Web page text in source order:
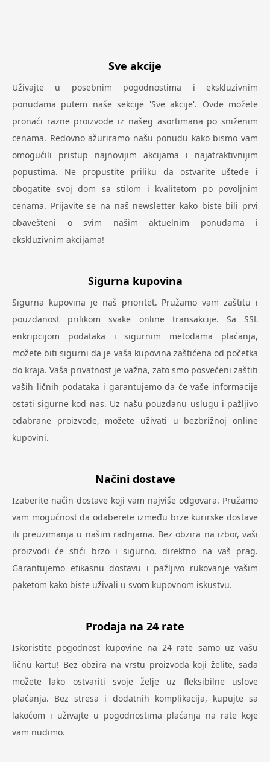
Sve akcije
Uživajte u posebnim pogodnostima i ekskluzivnim
ponudama putem naše sekcije 'Sve akcije'. Ovde možete
pronaći razne proizvode iz našeg asortimana po sniženim
cenama. Redovno ažuriramo našu ponudu kako bismo vam
omogućili pristup najnovijim akcijama i najatraktivnijim
popustima. Ne propustite priliku da ostvarite uštede i
obogatite svoj dom sa stilom i kvalitetom po povoljnim
cenama. Prijavite se na naš newsletter kako biste bili prvi
obavešteni o svim našim aktuelnim ponudama i
ekskluzivnim akcijama!
Sigurna kupovina
Sigurna kupovina je naš prioritet. Pružamo vam zaštitu i
pouzdanost prilikom svake online transakcije. Sa SSL
enkripcijom podataka i sigurnim metodama plaćanja,
možete biti sigurni da je vaša kupovina zaštićena od početka
do kraja. Vaša privatnost je važna, zato smo posvećeni zaštiti
vaših ličnih podataka i garantujemo da će vaše informacije
ostati sigurne kod nas. Uz našu pouzdanu uslugu i pažljivo
odabrane proizvode, možete uživati u bezbrižnoj online
kupovini.
Načini dostave
Izaberite način dostave koji vam najviše odgovara. Pružamo
vam mogućnost da odaberete između brze kurirske dostave
ili preuzimanja u našim radnjama. Bez obzira na izbor, vaši
proizvodi će stići brzo i sigurno, direktno na vaš prag.
Garantujemo efikasnu dostavu i pažljivo rukovanje vašim
paketom kako biste uživali u svom kupovnom iskustvu.
Prodaja na 24 rate
Iskoristite pogodnost kupovine na 24 rate samo uz vašu
ličnu kartu! Bez obzira na vrstu proizvoda koji želite, sada
možete lako ostvariti svoje želje uz fleksibilne uslove
plaćanja. Bez stresa i dodatnih komplikacija, kupujte sa
lakoćom i uživajte u pogodnostima plaćanja na rate koje
vam nudimo.